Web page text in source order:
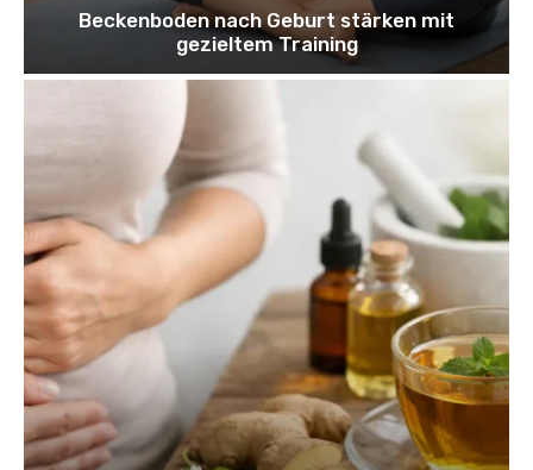
Beckenboden nach Geburt stärken mit
gezieltem Training